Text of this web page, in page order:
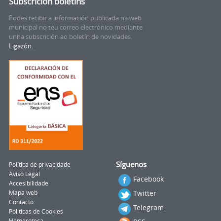
Podes recibir a información publicada na web
municipal no teu correo electrónico mediante
unha subscrición ao boletín de novidades.
Ligazón.
Síguenos
Facebook
Twitter
Telegram
Política de privacidade
Aviso Legal
Accesibilidade
Mapa web
Contacto
Politicas de Cookies